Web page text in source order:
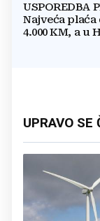
USPOREDBA
Najveća
4.000 KM, a u
UPRAVO SE